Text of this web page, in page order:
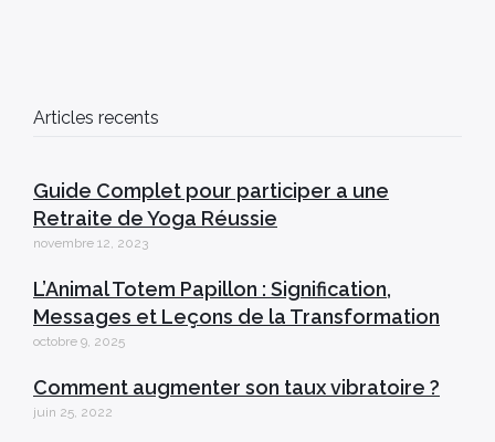
Articles recents
Guide Complet pour participer a une
Retraite de Yoga Réussie
novembre 12, 2023
L’Animal Totem Papillon : Signification,
Messages et Leçons de la Transformation
octobre 9, 2025
Comment augmenter son taux vibratoire ?
juin 25, 2022